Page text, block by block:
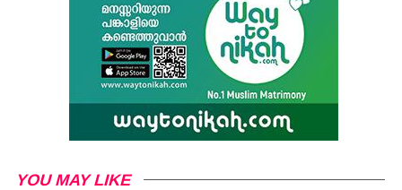
YOU MAY LIKE